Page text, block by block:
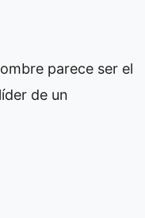
parece ser el
de un